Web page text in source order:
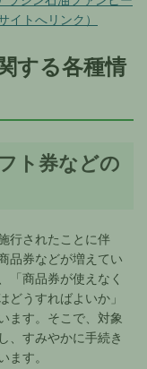
イトへリンク）
する各種情
ト券などの
行されたことに伴
品券などが増えてい
「商品券が使えなく
どうすればよいか」
ます。そこで、対象
、すみやかに手続き
ます。